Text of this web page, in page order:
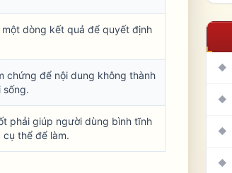
một dòng kết quả để quyết định
chứng để nội dung không thành
sống.
phải giúp người dùng bình tĩnh
cụ thể để làm.
◆
◆
◆
◆